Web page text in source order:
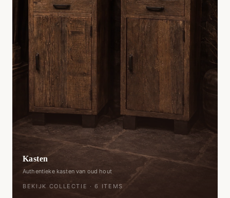
Kasten
Authentieke kasten van oud hout
BEKIJK COLLECTIE ·6 ITEMS